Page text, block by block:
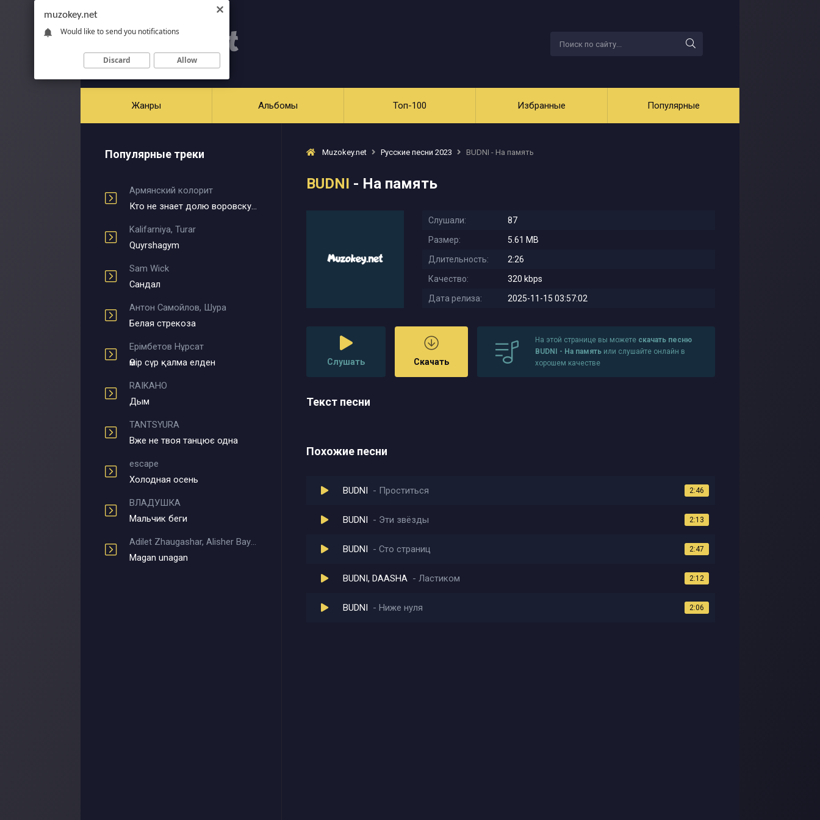
Жанры Альбомы Топ-100 Избранные Популярные
Популярные треки
Армянский колорит
Кто не знает долю воровскую
Kalifarniya, Turar
Quyrshagym
Sam Wick
Сандал
Антон Самойлов, Шура
Белая стрекоза
Ерімбетов Нұрсат
Өмір сүр қалма елден
RAIKAHO
Дым
TANTSYURA
Вже не твоя танцює одна
escape
Холодная осень
ВЛАДУШКА
Мальчик беги
Adilet Zhaugashar, Alisher Bayniyazov
Magan unagan
Muzokey.net Русские песни 2023 BUDNI - На память
BUDNI - На память
Слушали:
87
Размер:
5.61 MB
Длительность:
2:26
Качество:
320 kbps
Дата релиза:
2025-11-15 03:57:02
Слушать Скачать
На этой странице вы можете скачать песню
BUDNI - На память или слушайте онлайн в
хорошем качестве
Текст песни
Похожие песни
BUDNI Проститься 2:46
BUDNI Эти звёзды 2:13
BUDNI Сто страниц 2:47
BUDNI, DAASHA Ластиком 2:12
BUDNI Ниже нуля 2:06
muzokey.net
Would like to send you notifications
Discard Allow